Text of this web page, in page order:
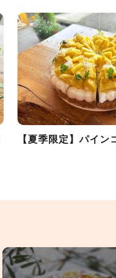
【夏季限定】パイン